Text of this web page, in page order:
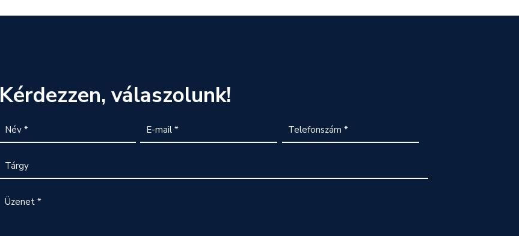
Kérdezzen, válaszolunk!